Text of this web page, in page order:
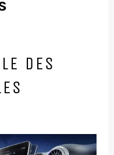
DES